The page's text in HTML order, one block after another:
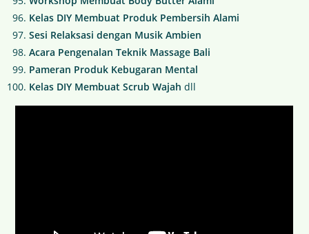
Kelas DIY Membuat Produk Pembersih Alami
Sesi Relaksasi dengan Musik Ambien
Acara Pengenalan Teknik Massage Bali
Pameran Produk Kebugaran Mental
Kelas DIY Membuat Scrub Wajah dll